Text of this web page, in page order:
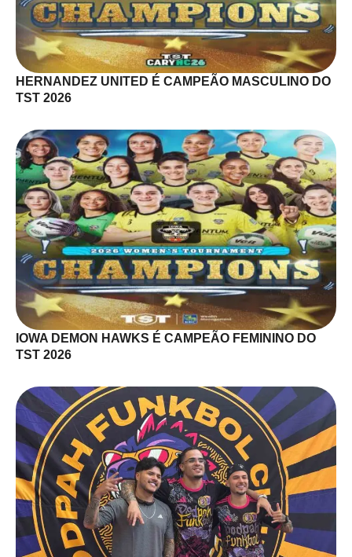
HERNANDEZ UNITED É CAMPEÃO MASCULINO DO
TST 2026
IOWA DEMON HAWKS É CAMPEÃO FEMININO DO
TST 2026